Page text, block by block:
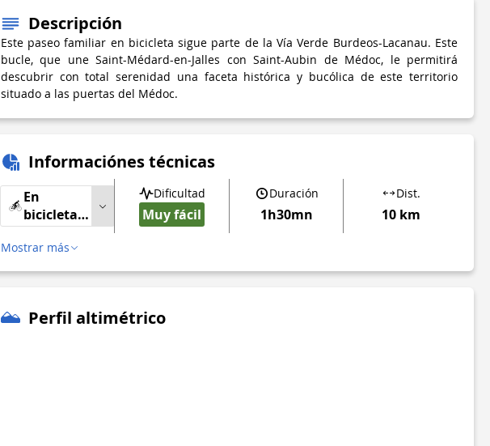
Descripción
Este paseo familiar en bicicleta sigue parte de la Vía Verde Burdeos-Lacanau. Este
bucle, que une Saint-Médard-en-Jalles con Saint-Aubin de Médoc, le permitirá
descubrir con total serenidad una faceta histórica y bucólica de este territorio
situado a las puertas del Médoc.
Informaciónes técnicas
En
bicicleta
de
carretera
Dificultad
Muy fácil
Duración
1h30mn
Dist.
10 km
Mostrar más
Perfil altimétrico